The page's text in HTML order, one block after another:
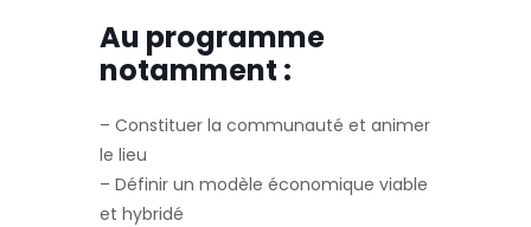
Au programme
notamment :
– Constituer la communauté et animer
le lieu
– Définir un modèle économique viable
et hybridé